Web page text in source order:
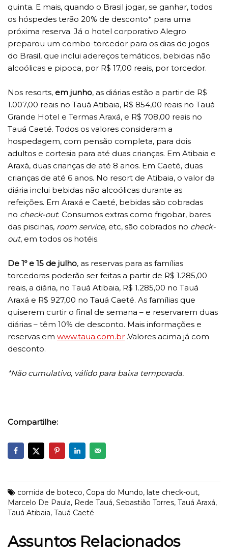
quinta. E mais, quando o Brasil jogar, se ganhar, todos
os hóspedes terão 20% de desconto* para uma
próxima reserva. Já o hotel corporativo Alegro
preparou um combo-torcedor para os dias de jogos
do Brasil, que inclui adereços temáticos, bebidas não
alcoólicas e pipoca, por R$ 17,00 reais, por torcedor.
Nos resorts, em junho, as diárias estão a partir de R$
1.007,00 reais no Tauá Atibaia, R$ 854,00 reais no Tauá
Grande Hotel e Termas Araxá, e R$ 708,00 reais no
Tauá Caeté. Todos os valores consideram a
hospedagem, com pensão completa, para dois
adultos e cortesia para até duas crianças. Em Atibaia e
Araxá, duas crianças de até 8 anos. Em Caeté, duas
crianças de até 6 anos. No resort de Atibaia, o valor da
diária inclui bebidas não alcoólicas durante as
refeições. Em Araxá e Caeté, bebidas são cobradas
no check-out. Consumos extras como frigobar, bares
das piscinas, room service, etc, são cobrados no check-
out, em todos os hotéis.
De 1º e 15 de julho, as reservas para as famílias
torcedoras poderão ser feitas a partir de R$ 1.285,00
reais, a diária, no Tauá Atibaia, R$ 1.285,00 no Tauá
Araxá e R$ 927,00 no Tauá Caeté. As famílias que
quiserem curtir o final de semana – e reservarem duas
diárias – têm 10% de desconto. Mais informações e
reservas em www.taua.com.br .Valores acima já com
desconto.
*Não cumulativo, válido para baixa temporada.
Compartilhe:
comida de boteco, Copa do Mundo, late check-out,
Marcelo De Paula, Rede Tauá, Sebastião Torres, Tauá Araxá,
Tauá Atibaia, Tauá Caeté
Assuntos Relacionados